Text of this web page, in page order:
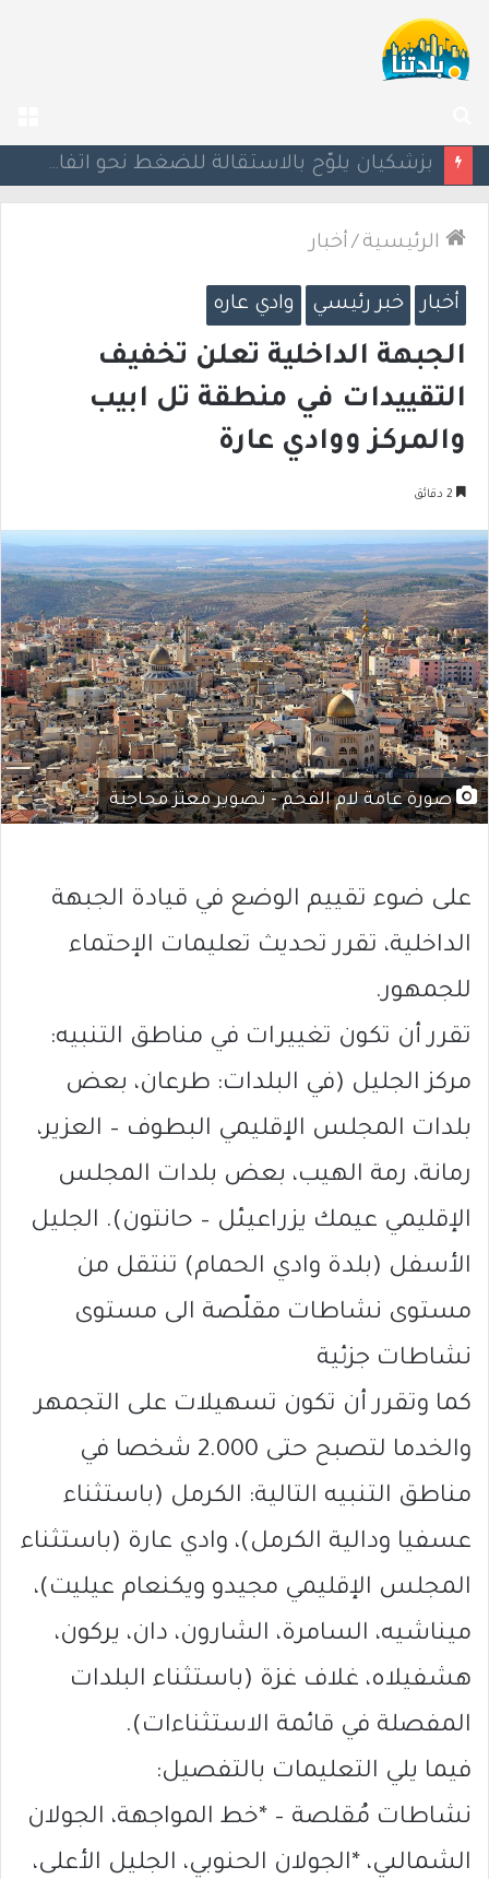
عن
إصابة رجل(72 عامًا) إثر اصطدام مركبة بجدار في أم الفحم
الرئيسية / أخبار
أخبار خبر رئيسي وادي عاره
الجبهة الداخلية تعلن تخفيف
التقييدات في منطقة تل ابيب
والمركز ووادي عارة
صورة عامة لام الفحم - تصوير معتز محاجنة
على ضوء تقييم الوضع في قيادة الجبهة
الداخلية، تقرر تحديث تعليمات الإحتماء
للجمهور.
تقرر أن تكون تغييرات في مناطق التنبيه:
مركز الجليل (في البلدات: طرعان، بعض
بلدات المجلس الإقليمي البطوف – العزير،
رمانة، رمة الهيب، بعض بلدات المجلس
الإقليمي عيمك يزراعيئل – حانتون). الجليل
الأسفل (بلدة وادي الحمام) تنتقل من
مستوى نشاطات مقلّصة الى مستوى
نشاطات جزئية
كما وتقرر أن تكون تسهيلات على التجمهر
والخدما لتصبح حتى 2.000 شخصا في
مناطق التنبيه التالية: الكرمل (باستثناء
عسفيا ودالية الكرمل)، وادي عارة (باستثناء
المجلس الإقليمي مجيدو ويكنعام عيليت)،
ميناشيه، السامرة، الشارون، دان، يركون،
هشفيلاه، غلاف غزة (باستثناء البلدات
المفصلة في قائمة الاستثناءات).
فيما يلي التعليمات بالتفصيل:
نشاطات مُقلصة – *خط المواجهة، الجولان
الشمالىي، *الجولان الحنوبي، الجليل الأعلى،